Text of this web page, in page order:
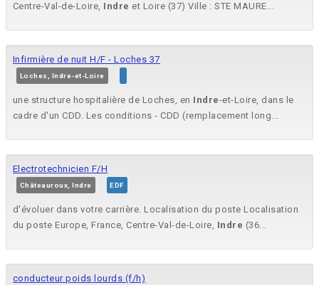
Centre-Val-de-Loire, Indre et Loire (37) Ville : STE MAURE...
Infirmière de nuit H/F - Loches 37
Loches, Indre-et-Loire
une structure hospitalière de Loches, en Indre-et-Loire, dans le
cadre d'un CDD. Les conditions - CDD (remplacement long...
Electrotechnicien F/H
Châteauroux, Indre EDF
d'évoluer dans votre carrière. Localisation du poste Localisation
du poste Europe, France, Centre-Val-de-Loire, Indre (36...
conducteur poids lourds (f/h)